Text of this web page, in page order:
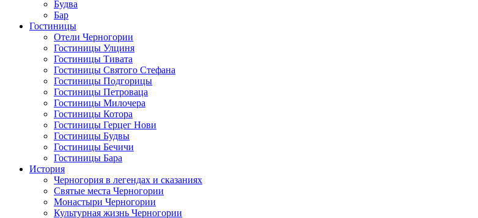
Будва
Бар
Гостиницы
Отели Черногории
Гостиницы Улциня
Гостиницы Тивата
Гостиницы Святого Стефана
Гостиницы Подгорицы
Гостиницы Петроваца
Гостиницы Милочера
Гостиницы Котора
Гостиницы Герцег Нови
Гостиницы Будвы
Гостиницы Бечичи
Гостиницы Бара
История
Черногория в легендах и сказаниях
Святые места Черногории
Монастыри Черногории
Культурная жизнь Черногории